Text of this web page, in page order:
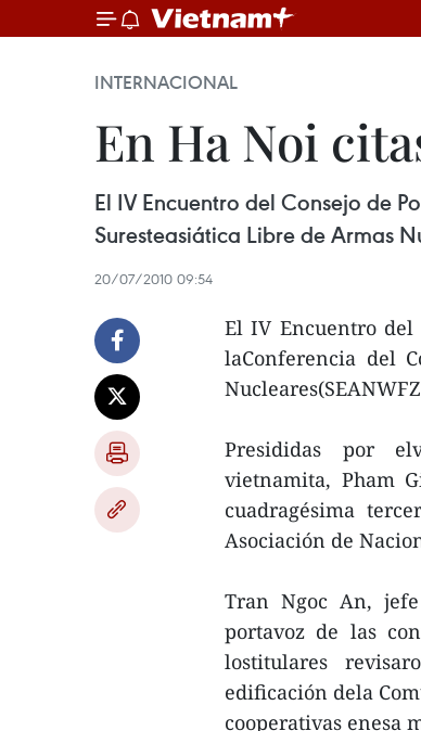
INTERNACIONAL
En Ha Noi
El IV Encuentro del Consejo de
Suresteasiática Libre de Armas
20/07/2010 09:54
El IV Encuentro del
laConferencia del
Presididas por
vietnamita, Pham
cuadragésima
Asociación de
Tran Ngoc An,
portavoz de las
lostitulares
edificación dela
cooperativas enesa